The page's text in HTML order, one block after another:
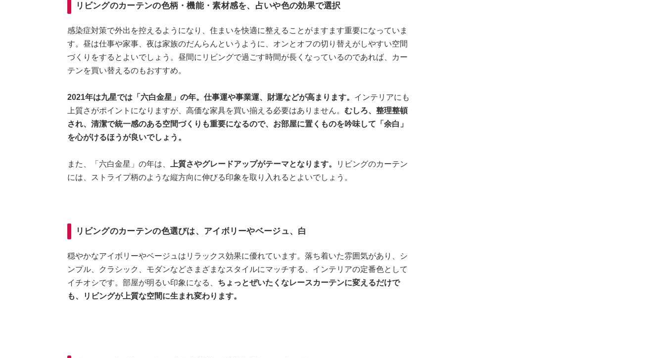
リビングのカーテンの色柄・機能・素材感を、占いや色の効果で選択
感染症対策で外出を控えるようになり、住まいを快適に整えることがますます重要になっていま
す。昼は仕事や家事、夜は家族のだんらんというように、オンとオフの切り替えがしやすい空間
づくりをするとよいでしょう。昼間にリビングで過ごす時間が長くなっているのであれば、カー
テンを買い替えるのもおすすめ。
2021年は九星では「六白金星」の年。仕事運や事業運、財運などが高まります。 インテリアにも
上質さがポイントになりますが、高価な家具を買い揃える必要はありません。 むしろ、整理整頓
され、清潔で統一感のある空間づくりも重要になるので、お部屋に置くものを吟味して「余白」
を心がけるほうが良いでしょう。
また、「六白金星」の年は、 上質さやグレードアップがテーマとなります。
リビングのカーテン
には、ストライプ柄のような縦方向に伸びる印象を取り入れるとよいでしょう。
リビングのカーテンの色選びは、アイボリーやベージュ、白
穏やかなアイボリーやベージュはリラックス効果に優れています。落ち着いた雰囲気があり、シ
ンプル、クラシック、モダンなどさまざまなスタイルにマッチする、インテリアの定番色として
イチオシです。部屋が明るい印象になる、 ちょっとぜいたくなレースカーテンに変えるだけで
も、リビングが上質な空間に生まれ変わります。